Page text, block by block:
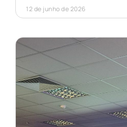
12 de junho de 2026